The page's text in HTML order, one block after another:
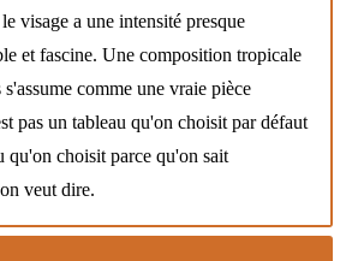
visage a une intensité presque
et fascine. Une composition tropicale
comme une vraie pièce
pas un tableau qu'on choisit par défaut
choisit parce qu'on sait
veut dire.